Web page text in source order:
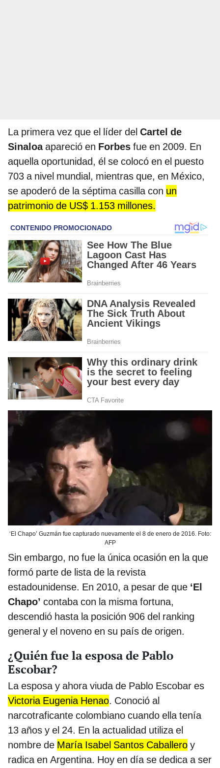
La primera vez que el líder del Cartel de
Sinaloaapareció en Forbes fue en 2009. En
aquella oportunidad, él se colocó en el puesto
703 a nivel mundial, mientras que, en México,
se apoderó de la séptima casilla con un
patrimonio de US$ 1.153 millones.
‘El Chapo’ Guzmán fue capturado nuevamente el 8 de enero de 2016. Foto:
AFP
Sin embargo, no fue la única ocasión en la que
formó parte de lista de la revista
estadounidense. En 2010, a pesar de que ‘El
Chapo’ contaba con la misma fortuna,
descendió hasta la posición 906 del ranking
general y el noveno en su país de origen.
¿Quién fue la esposa de Pablo
Escobar?
La esposa y ahora viuda de Pablo Escobar es
Victoria Eugenia Henao. Conoció al
narcotraficante colombiano cuando ella tenía
13 años y el 24. En la actualidad utiliza el
nombre de María Isabel Santos Caballero y
radica en Argentina. Hoy en día se dedica a ser